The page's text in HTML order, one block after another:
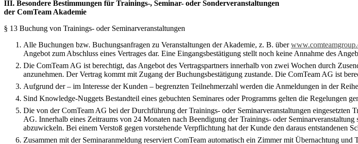
III. Besondere Bestimmungen für Trainings-, Seminar- oder Sonderveranstaltungen
der ComTeam Akademie
§ 13 Buchung von Trainings- oder Seminarveranstaltungen
Alle Buchungen bzw. Buchungsanfragen zu Veranstaltungen der Akademie, z. B. über
Angebot zum Abschluss eines Vertrages dar. Eine Eingangsbestätigung stellt noch keine Annahme des
Die ComTeam AG ist berechtigt, das Angebot des Vertragspartners innerhalb von zwei Wochen durch
anzunehmen. Der Vertrag kommt mit Zugang der Buchungsbestätigung zustande. Die ComTeam AG ist
Aufgrund der – im Interesse der Kunden – begrenzten Teilnehmerzahl werden die Anmeldungen in der
Sind Knowledge-Nuggets Bestandteil eines gebuchten Seminares oder Programms gelten die Regelungen
Die von der ComTeam AG bei der Durchführung der Trainings- oder Seminarveranstaltungen
AG. Innerhalb eines Zeitraums von 24 Monaten nach Beendigung der Trainings- oder
abzuwickeln. Bei einem Verstoß gegen vorstehende Verpflichtung hat der Kunde den daraus entstandenen
Zusammen mit der Seminaranmeldung reserviert ComTeam automatisch ein Zimmer mit Übernachtung und